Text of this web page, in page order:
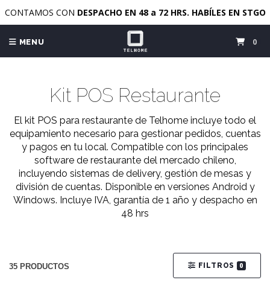
CONTAMOS CON DESPACHO EN 48 a 72 HRS. HABÍLES EN STGO
MENU 0
Kit POS Restaurante
El kit POS para restaurante de Telhome incluye todo el
equipamiento necesario para gestionar pedidos, cuentas
y pagos en tu local. Compatible con los principales
software de restaurante del mercado chileno,
incluyendo sistemas de delivery, gestión de mesas y
división de cuentas. Disponible en versiones Android y
Windows. Incluye IVA, garantía de 1 año y despacho en
48 hrs
35 PRODUCTOS FILTROS 0